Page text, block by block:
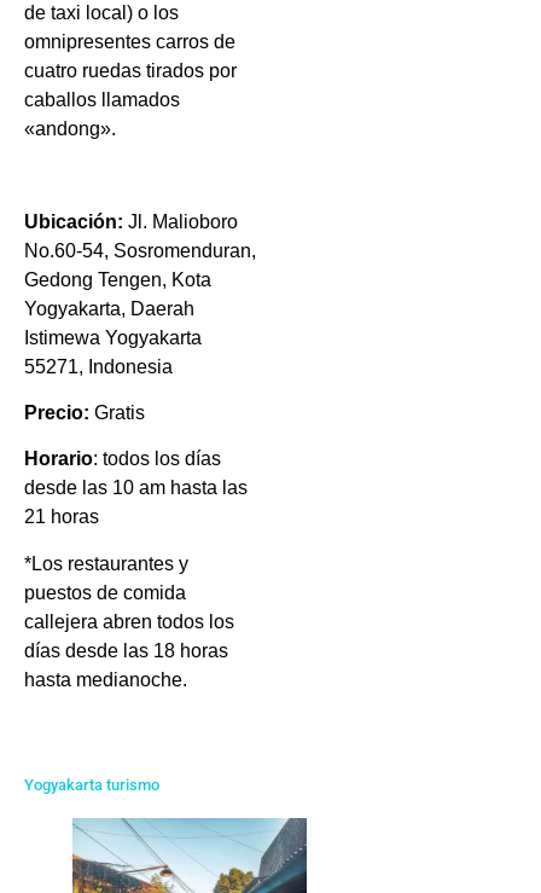
de taxi local) o los
omnipresentes carros de
cuatro ruedas tirados por
caballos llamados
«andong».
Ubicación: Jl. Malioboro
No.60-54, Sosromenduran,
Gedong Tengen, Kota
Yogyakarta, Daerah
Istimewa Yogyakarta
55271, Indonesia
Precio: Gratis
Horario: todos los días
desde las 10 am hasta las
21 horas
*Los restaurantes y
puestos de comida
callejera abren todos los
días desde las 18 horas
hasta medianoche.
Yogyakarta turismo